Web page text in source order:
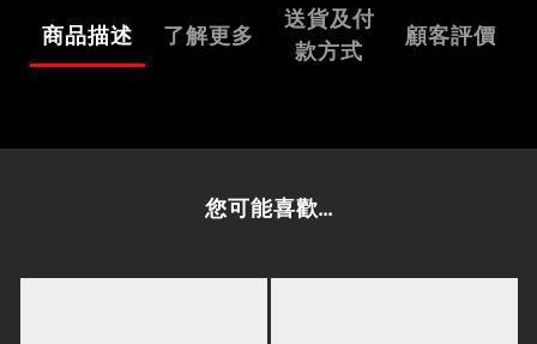
商品描述 了解更多
送貨及付
款方式
顧客評價
您可能喜歡...